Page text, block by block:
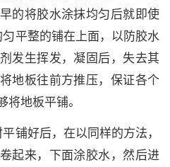
的将胶水涂抹均匀后就即使
平整的铺在上面，以防胶水
发生挥发，凝固后，失去其
地板往前方推压，保证各个
将地板平铺。
铺好后，在以同样的方法，
起来，下面涂胶水，然后进